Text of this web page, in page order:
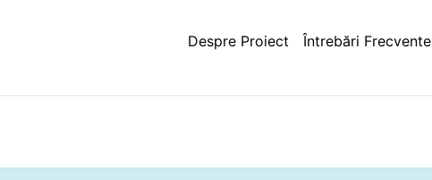
Despre Proiect Întrebări Frecvente